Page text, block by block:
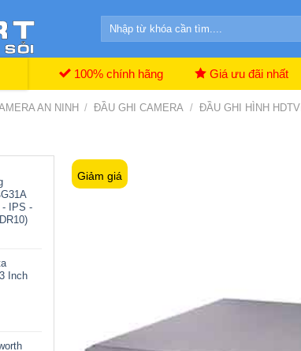
Search
100% chính hãng Giá ưu đãi nhất
AN NINH / ĐẦU GHI CAMERA / ĐẦU GHI HÌNH HDTVI
- IPS -
Inch
Giảm giá